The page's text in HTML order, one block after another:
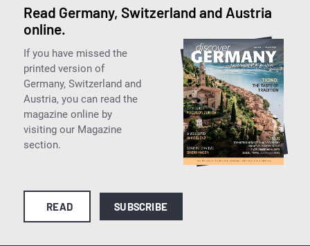
Read Germany, Switzerland and Austria
online.
If you have missed the
printed version of
Germany, Switzerland and
Austria, you can read the
magazine online by
visiting our Magazine
section.
READ SUBSCRIBE